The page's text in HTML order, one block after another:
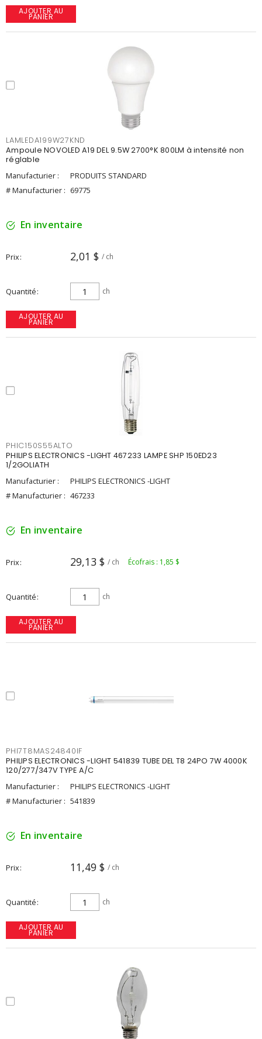
AJOUTER AU
PANIER
LAMLEDA199W27KND
Ampoule NOVOLED A19 DEL 9.5W 2700°K 800LM à intensité non
réglable
Manufacturier :
PRODUITS STANDARD
# Manufacturier : 69775
En inventaire
Prix 2,01 $ / ch
Quantité ch
AJOUTER AU
PANIER
PHIC150S55ALTO
PHILIPS ELECTRONICS -LIGHT 467233 LAMPE SHP 150ED23
1/2GOLIATH
Manufacturier :
PHILIPS ELECTRONICS -LIGHT
# Manufacturier : 467233
En inventaire
Prix 29,13 $ / ch Écofrais : 1,85 $
Quantité ch
AJOUTER AU
PANIER
PHI7T8MAS24840IF
PHILIPS ELECTRONICS -LIGHT 541839 TUBE DEL T8 24PO 7W 4000K
120/277/347V TYPE A/C
Manufacturier :
PHILIPS ELECTRONICS -LIGHT
# Manufacturier : 541839
En inventaire
Prix 11,49 $ / ch
Quantité ch
AJOUTER AU
PANIER